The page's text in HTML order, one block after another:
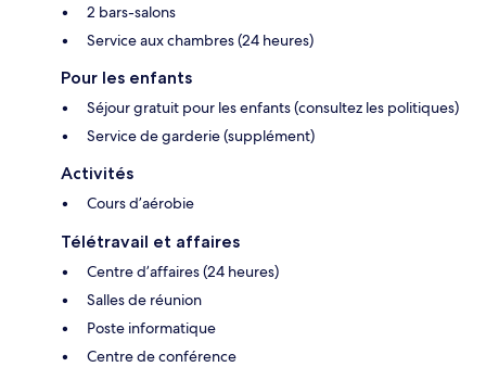
2 bars-salons
Service aux chambres (24 heures)
Pour les enfants
Séjour gratuit pour les enfants (consultez les politiques)
Service de garderie (supplément)
Activités
Cours d’aérobie
Télétravail et affaires
Centre d’affaires (24 heures)
Salles de réunion
Poste informatique
Centre de conférence